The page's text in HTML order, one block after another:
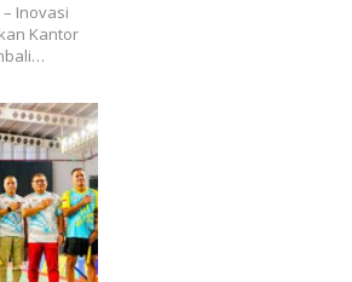
– Inovasi
Kantor